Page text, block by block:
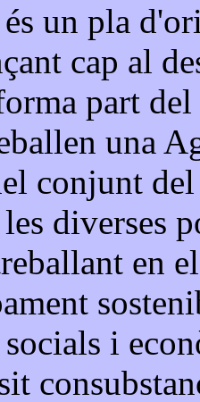
és un pla
cap al
part
una
conjunt
diverses
en
socials i